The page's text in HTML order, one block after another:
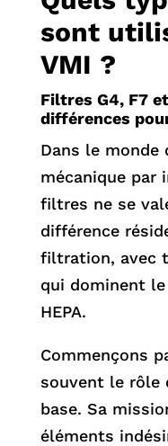
sont
VMI ?
Filtres G4, F7
différences
Dans le
mécanique par
filtres ne se
différence
filtration, avec
qui dominent
HEPA.
Commençons
souvent le rôle
base. Sa
éléments